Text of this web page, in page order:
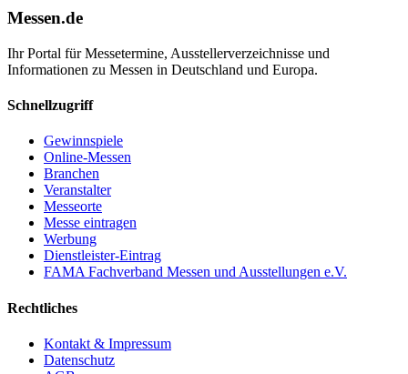
Messen.de
Ihr Portal für Messetermine, Ausstellerverzeichnisse und
Informationen zu Messen in Deutschland und Europa.
Schnellzugriff
Gewinnspiele
Online-Messen
Branchen
Veranstalter
Messeorte
Messe eintragen
Werbung
Dienstleister-Eintrag
FAMA Fachverband Messen und Ausstellungen e.V.
Rechtliches
Kontakt & Impressum
Datenschutz